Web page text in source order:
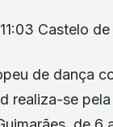
Castelo de
de dança
realiza-se